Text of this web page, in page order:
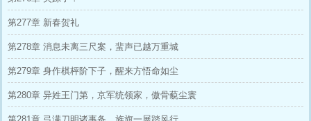
第277章 新春贺礼
第278章 消息未离三尺案，蜚声已越万重城
第279章 身作棋枰阶下子，醒来方悟命如尘
第280章 异姓王门第，京军统领家，傲骨藐尘寰